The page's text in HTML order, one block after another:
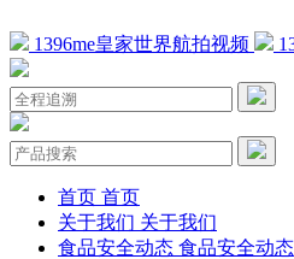
1396me皇家世界航拍视频
首页 首页
关于我们 关于我们
食品安全动态 食品安全动态